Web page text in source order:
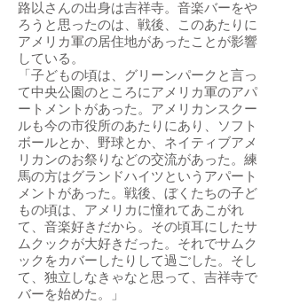
路以さんの出身は吉祥寺。音楽バーをや
ろうと思ったのは、戦後、このあたりに
アメリカ軍の居住地があったことが影響
している。
「子どもの頃は、グリーンパークと言っ
て中央公園のところにアメリカ軍のアパ
ートメントがあった。アメリカンスクー
ルも今の市役所のあたりにあり、ソフト
ボールとか、野球とか、ネイティブアメ
リカンのお祭りなどの交流があった。練
馬の方はグランドハイツというアパート
メントがあった。戦後、ぼくたちの子ど
もの頃は、アメリカに憧れてあこがれ
て、音楽好きだから。その頃耳にしたサ
ムクックが大好きだった。それでサムク
ックをカバーしたりして過ごした。そし
て、独立しなきゃなと思って、吉祥寺で
バーを始めた。」